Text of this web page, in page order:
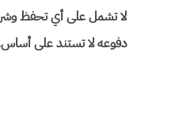
لا تشمل على أي تحفظ وشرط
دفوعه لا تستند على